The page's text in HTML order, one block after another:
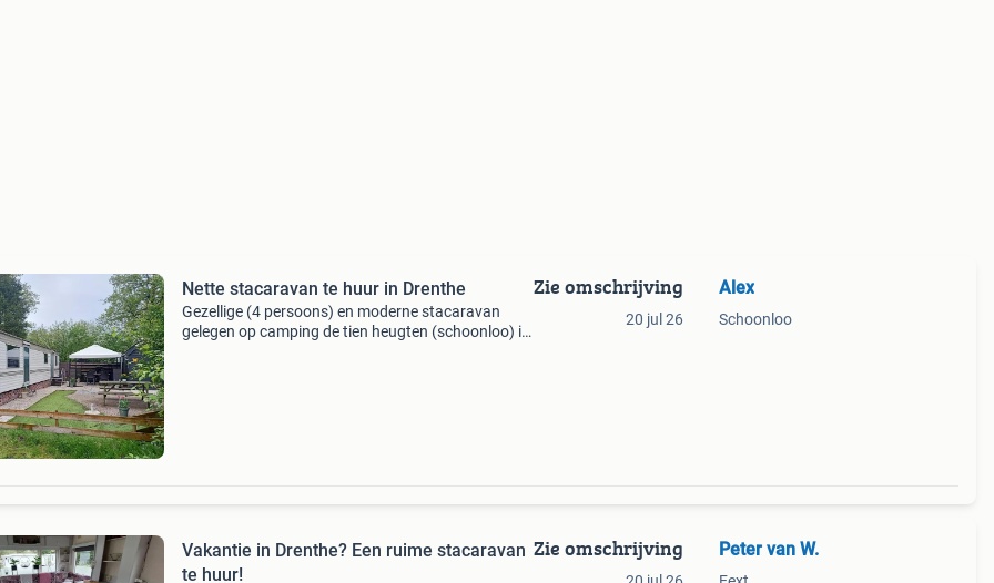
Nette stacaravan te huur in Drenthe
Gezellige (4 persoons) en moderne stacaravan
gelegen op camping de tien heugten (schoonloo) in
Zie omschrijving
20 jul 26
Alex
Schoonloo
Vakantie in Drenthe? Een ruime stacaravan
te huur!
Zie omschrijving Peter van W.